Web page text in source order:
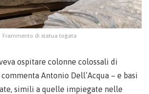
Frammento di statua togata
ospitare colonne colossali di
Antonio Dell’Acqua – e basi
simili a quelle impiegate nelle